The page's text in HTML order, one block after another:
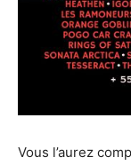
Vous l’aurez